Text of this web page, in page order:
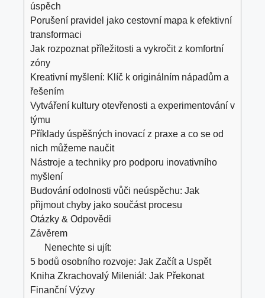
úspěch
Porušení pravidel jako cestovní mapa k efektivní
transformaci
Jak rozpoznat příležitosti a vykročit z komfortní
zóny
Kreativní myšlení: Klíč k originálním nápadům a
řešením
Vytváření kultury otevřenosti a experimentování v
týmu
Příklady úspěšných inovací z praxe a co se od
nich můžeme naučit
Nástroje a techniky pro podporu inovativního
myšlení
Budování odolnosti vůči neúspěchu: Jak
přijmout chyby jako součást procesu
Otázky & Odpovědi
Závěrem
Nenechte si ujít:
5 bodů osobního rozvoje: Jak Začít a Uspět
Kniha Zkrachovalý Mileniál: Jak Překonat
Finanční Výzvy